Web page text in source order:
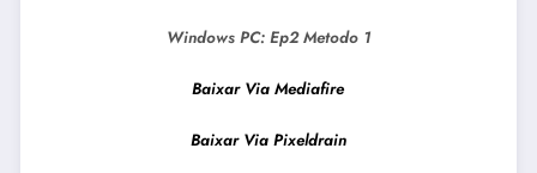
Windows PC: Ep2Metodo 1
Baixar Via Mediafire
Baixar Via Pixeldrain